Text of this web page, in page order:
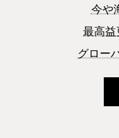
今や
最高
グロー